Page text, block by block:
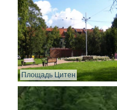
Площадь Цитен